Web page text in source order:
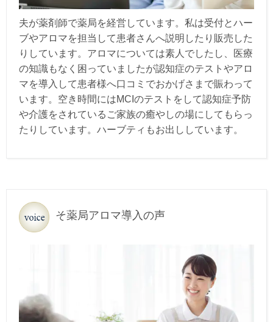
夫が薬剤師で薬局を経営しています。私は受付とハー
ブやアロマを担当して患者さんへ説明したり販売した
りしています。アロマについては素人でしたし、医療
の知識もなく困っていましたが認知症のテストやアロ
マを導入して患者様へ口コミでおかげさまで賑わって
います。空き時間にはMCIのテストをして認知症予防
や介護をされているご家族の癒やしの場にしてもらっ
たりしています。ハーブティもお出ししていま す。
そ薬局アロマ導入の声